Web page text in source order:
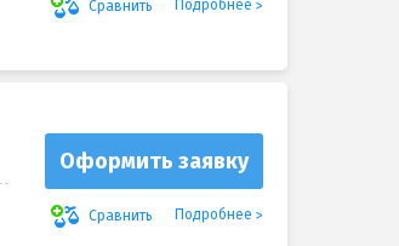
Сравнить Подробнее
Оформить заявку
Сравнить Подробнее